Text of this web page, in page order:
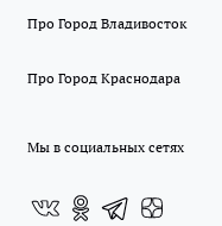
Про Город Владивосток
Про Город Краснодара
Мы в социальных сетях